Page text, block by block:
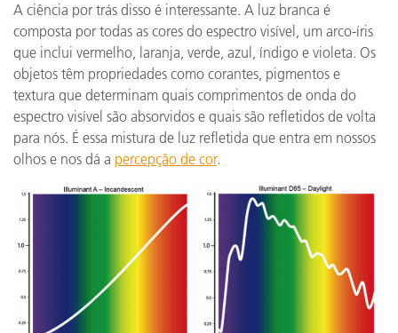
A ciência por trás disso é interessante. A luz branca é
composta por todas as cores do espectro visível, um arco-íris
que inclui vermelho, laranja, verde, azul, índigo e violeta. Os
objetos têm propriedades como corantes, pigmentos e
textura que determinam quais comprimentos de onda do
espectro visível são absorvidos e quais são refletidos de volta
para nós. É essa mistura de luz refletida que entra em nossos
olhos e nos dá a percepção de cor.